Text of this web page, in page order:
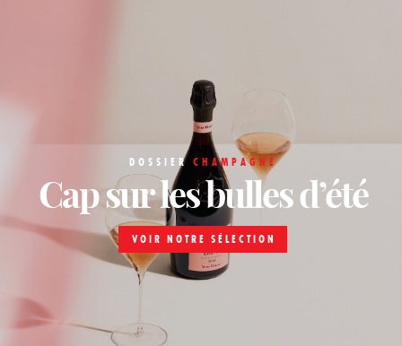
DOSSIER CHAMPAGNE
Cap sur les bulles d’été
VOIR NOTRE SÉLECTION